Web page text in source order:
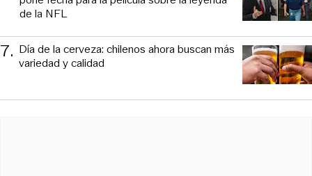
de la NFL
7. Día de la cerveza: chilenos ahora buscan más
variedad y calidad